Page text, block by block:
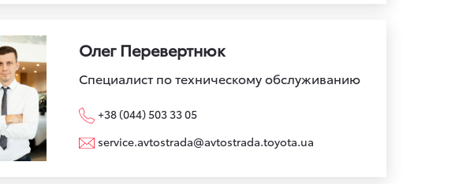
Олег Перевертнюк
Специалист по техническому обслуживанию
+38 (044) 503 33 05
service.avtostrada@avtostrada.toyota.ua